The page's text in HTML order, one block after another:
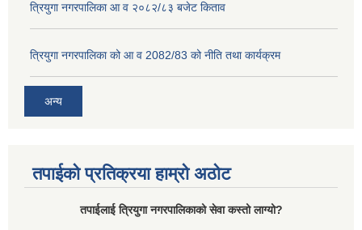
त्रियुगा नगरपालिका आ व २०८२/८३ बजेट किताव
त्रियुगा नगरपालिका को आ व 2082/83 को नीति तथा कार्यक्रम
अन्य
तपाईको प्रतिक्रया हाम्रो अठोट
तपाईलाई त्रियुगा नगरपालिकाको सेवा कस्तो लाग्यो?